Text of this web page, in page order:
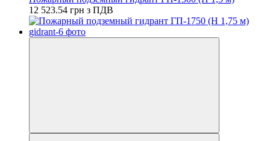
12 523.54 грн з ПДВ